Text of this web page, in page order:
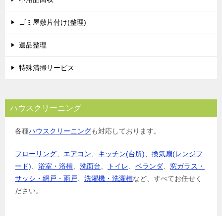
ゴミ屋敷片付け(整理)
遺品整理
特殊清掃サービス
ハウスクリーニング
各種ハウスクリーニングも対応しております。
フローリング エアコン キッチン(台所)
換気扇(レンジフ
ード)
浴室・浴槽 洗面台 トイレ ベランダ
窓ガラス・
サッシ・網戸・雨戸
洗濯機・洗濯槽など、すべてお任せく
ださい。